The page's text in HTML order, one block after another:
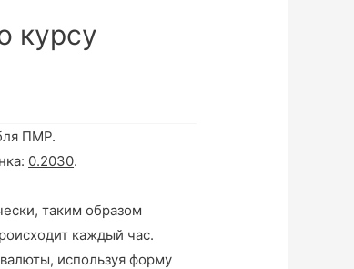
курсу
ПМР.
0.2030.
таким образом
каждый час.
используя форму